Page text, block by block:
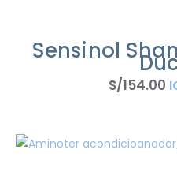
Sensinol
S/154.00